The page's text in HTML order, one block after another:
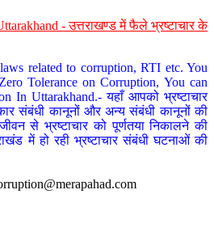
- उत्तराखण्ड में फैले भ्रष्टाचार के
related to corruption, RTI etc. You
Tolerance on Corruption, You can
In Uttarakhand.- यहाँ आपको भ्रष्टाचार
संबंधी कानूनों और अन्य संबंधी कानूनों की
से भ्रष्टाचार को पूर्णतया निकालने की
में हो रही भ्रष्टाचार संबंधी घटनाओं की